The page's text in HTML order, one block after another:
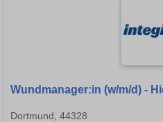
Wundmanager:in (w/m/d) -
Dortmund, 44328